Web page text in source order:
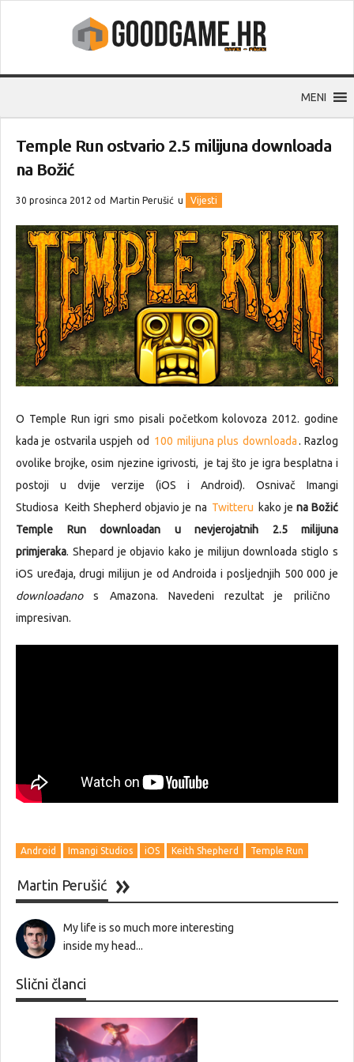
MENI
Temple Run ostvario 2.5 milijuna downloada
na Božić
30 prosinca 2012 od Martin Perušić u Vijesti
O Temple Run igri smo pisali početkom kolovoza 2012. godine
kada je ostvarila uspjeh od 100 milijuna plus downloada. Razlog
ovolike brojke, osim njezine igrivosti, je taj što je igra besplatna i
postoji u dvije verzije (iOS i Android). Osnivač Imangi
Studiosa Keith Shepherd objavio je na Twitteru kako je na Božić
Temple Run downloadan u nevjerojatnih 2.5 milijuna
primjeraka. Shepard je objavio kako je milijun downloada stiglo s
iOS uređaja, drugi milijun je od Androida i posljednjih 500 000 je
downloadanos Amazona. Navedeni rezultat je prilično
impresivan.
Android Imangi Studios iOS Keith Shepherd Temple Run
Martin Perušić
My life is so much more interesting
inside my head...
Slični članci